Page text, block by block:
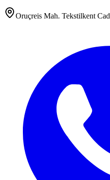
Oruçreis Mah. Tekstilkent